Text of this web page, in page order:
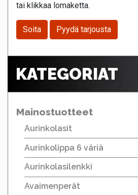
tai klikkaa lomaketta.
Soita Pyydä tarjousta
KATEGORIAT
Mainostuotteet
Aurinkolasit
Aurinkolippa 6 väriä
Aurinkolasilenkki
Avaimenperät